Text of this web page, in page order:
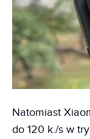
Natomiast
do 120 k./s w